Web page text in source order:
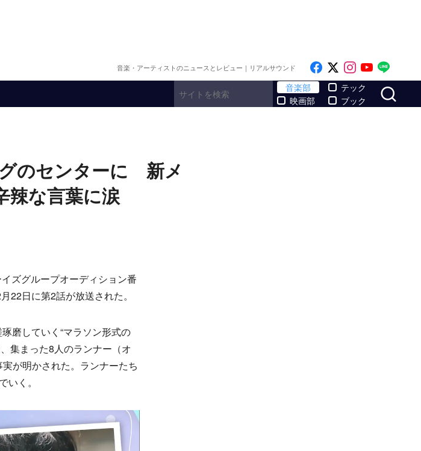
音楽・アーティストのニュースとレビュー｜リアルサウンド Like on Facebook
Follow on x
Follow on
Follow
音楽部
映画部
テック
ブック
グのセンターに 新メ
辣な言葉に涙
ズグループオーディション番
日に第2話が放送された。
磨していく“マラソン形式の
集まった8人のランナー（オ
が明かされた。ランナーたち
く。